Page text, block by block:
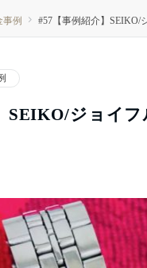
事例 #57【事例紹介】SEIKO/
SEIKO/ジョイ